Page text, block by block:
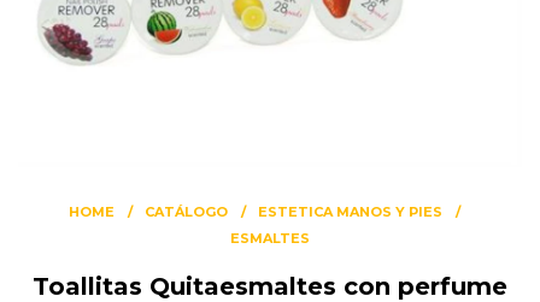
HOME CATÁLOGO
ESTETICA MANOS Y PIES
ESMALTES
Toallitas Quitaesmaltes con perfume